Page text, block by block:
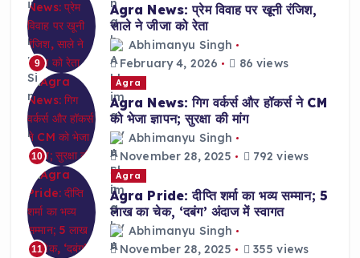
9
Agra News: प्रेम विवाह पर खूनी रंजिश,
साले ने जीजा को रेता
Abhimanyu Singh
February 4, 2026
86 views
10
Agra
Agra News: गिग वर्कर्स और हॉकर्स ने CM
को भेजा ज्ञापन; सुरक्षा की मांग
Abhimanyu Singh
November 28, 2025
792 views
11
Agra
Agra Pride: दीप्ति शर्मा का भव्य सम्मान; 5
लाख का चेक, ‘दबंग’ अंदाज में स्वागत
Abhimanyu Singh
November 28, 2025
355 views